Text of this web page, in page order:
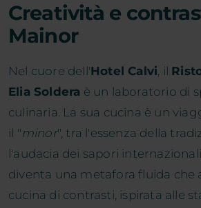
Creatività e
Mainor
Nel cuore dell'Hotel Calvi, il
Elia Soldera è un laboratorio di
culinaria. La sua cucina è un
il "minor", tra l'essenza della
l'audacia dei sapori
diventa una metafora fluida che
cucina di contrasti, ispirata alle